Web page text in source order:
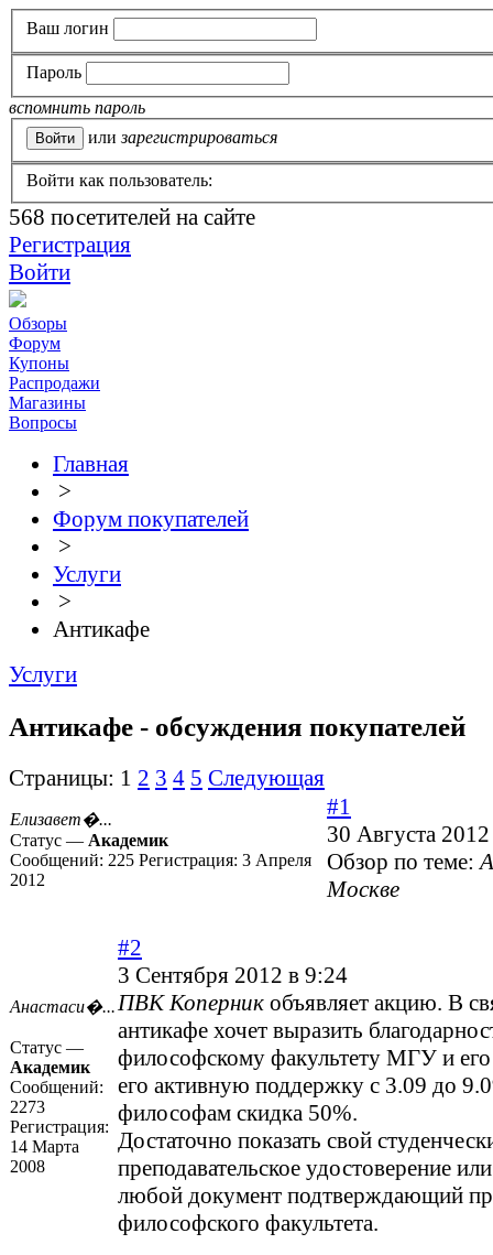
Ваш логин
Пароль
вспомнить пароль
или зарегистрироваться
Войти как пользователь:
568 посетителей на сайте
Регистрация
Войти
Обзоры
Форум
Купоны
Распродажи
Магазины
Вопросы
Главная
>
Форум покупателей
>
Услуги
>
Антикафе
Услуги
Антикафе - обсуждения покупателей
Страницы: 1 2 3 4 5 Следующая
Елизавет�...
Статус — Академик
Сообщений: 225 Регистрация: 3 Апреля
2012
#1
30 Августа
Обзор по теме:
Москве
Анастаси�...
Статус —
Академик
Сообщений:
2273
Регистрация:
14 Марта
2008
#2
3 Сентября 2012 в 9:24
ПВК Коперник объявляет акцию. В
антикафе хочет выразить
философскому факультету МГУ и его
его активную поддержку с 3.09 до
философам скидка 50%.
Достаточно показать свой
преподавательское удостоверение
любой документ подтверждающий
философского факультета.